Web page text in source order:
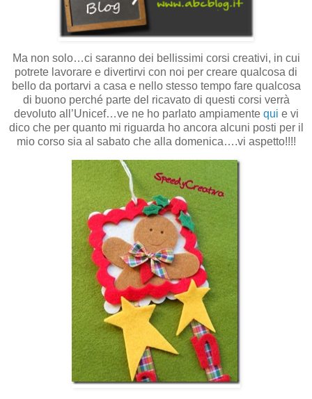
Ma non solo…ci saranno dei bellissimi corsi creativi, in cui
potrete lavorare e divertirvi con noi per creare qualcosa di
bello da portarvi a casa e nello stesso tempo fare qualcosa
di buono perché parte del ricavato di questi corsi verrà
devoluto all’Unicef…ve ne ho parlato ampiamente qui e vi
dico che per quanto mi riguarda ho ancora alcuni posti per il
mio corso sia al sabato che alla domenica….vi aspetto!!!!